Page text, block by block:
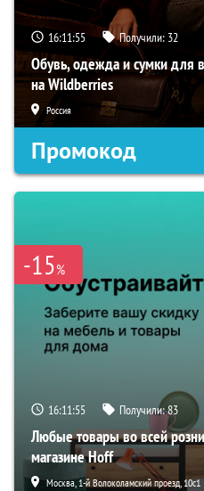
16:11:54 Получили: 32
Обувь, одежда и сумки для
на Wildberries
Россия
Промокод
-15%
16:11:54 Получили:83
Любые товары во всей
магазине Hoff
Москва, 1-й Волоколамский проезд, 10с1